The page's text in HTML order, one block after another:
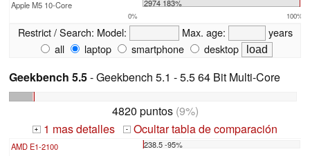
Apple M5 10-Core 2974 183%
0% 100%
Restrict / Search: Model: Max. age:
years
all
laptop smartphone desktop
Geekbench 5.5- Geekbench 5.1 - 5.5 64 Bit Multi-Core
4820 puntos(9%)
+ 1 mas detalles - Ocultar tabla de comparación
AMD E1-2100 238.5 -95%